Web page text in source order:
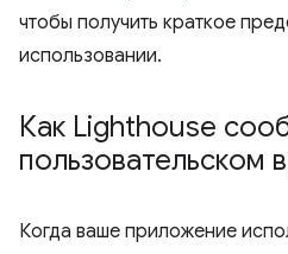
чтобы получить краткое
использовании.
Как Lighthouse
пользовательском
Когда ваше приложение